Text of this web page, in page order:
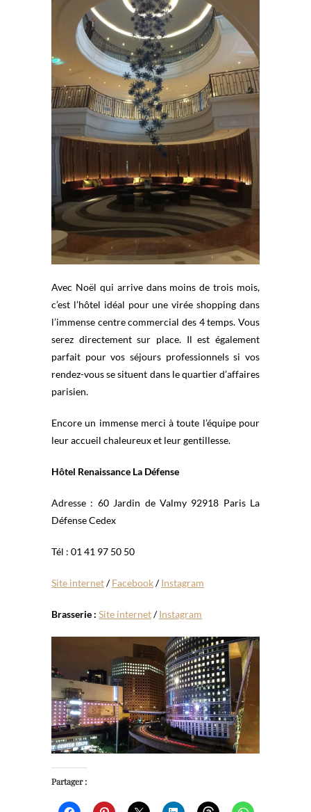
Avec Noël qui arrive dans moins de trois mois,
c’est l’hôtel idéal pour une virée shopping dans
l’immense centre commercial des 4 temps. Vous
serez directement sur place. Il est également
parfait pour vos séjours professionnels si vos
rendez-vous se situent dans le quartier d’affaires
parisien.
Encore un immense merci à toute l’équipe pour
leur accueil chaleureux et leur gentillesse.
Hôtel Renaissance La Défense
Adresse : 60 Jardin de Valmy 92918 Paris La
Défense Cedex
Tél : 01 41 97 50 50
Site internet/Facebook/Instagram
Brasserie : Site internet/Instagram
Partager :